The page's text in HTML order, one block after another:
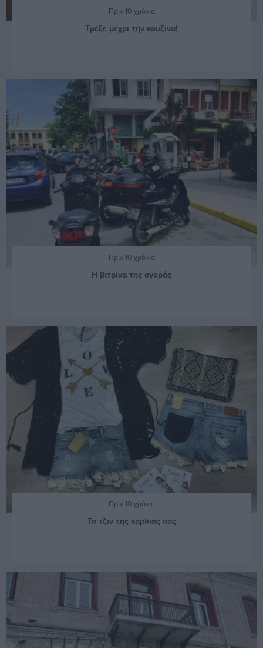
Πριν 10 χρόνια
Τρέξε μέχρι την κουζίνα!
Πριν 10 χρόνια
Η βιτρίνα της αγοράς
Πριν 10 χρόνια
Το τζιν της καρδιάς σας